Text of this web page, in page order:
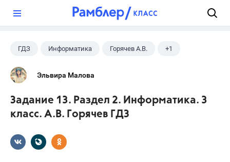
ГДЗ Информатика Горячев А.В. +1
3 класс
Эльвира Малова
Задание 13. Раздел 2. Информатика. 3
класс. А.В. Горячев ГДЗ